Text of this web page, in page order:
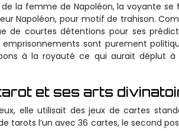
la femme de Napoléon, la voyante se
Napoléon, pour motif de trahison.
de courtes détentions pour ses
sont purement
à la royauté ce qui aurait déplut à
et ses arts
elle utilisait des jeux de cartes
tarots l’un avec 36 cartes, le second